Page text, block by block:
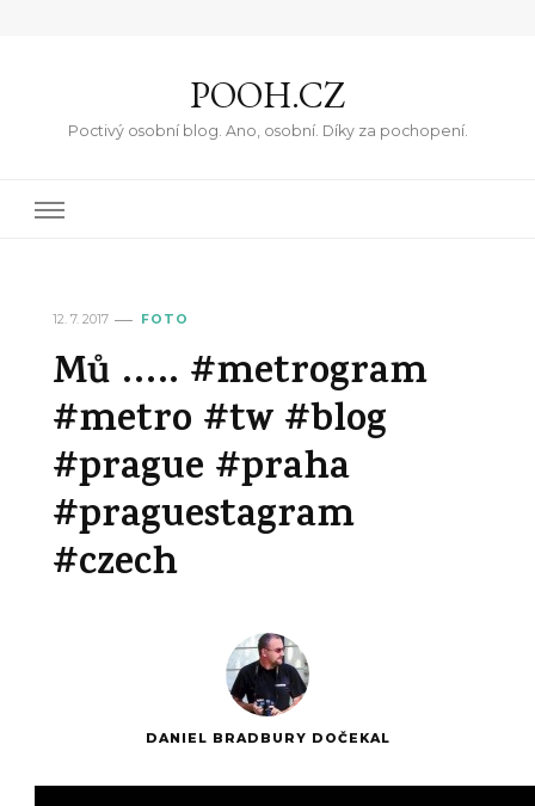
POOH.CZ
Poctivý osobní blog. Ano, osobní. Díky za pochopení.
12. 7. 2017 FOTO
Mů ….. #metrogram
#metro #tw #blog
#prague #praha
#praguestagram
#czech
DANIEL BRADBURY DOČEKAL